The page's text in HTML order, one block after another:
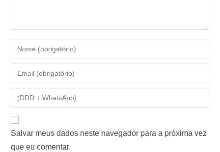
Salvar meus dados neste navegador para a próxima vez
que eu comentar.